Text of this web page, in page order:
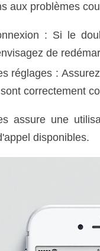
aux problèmes
: Si le
de
réglages :
correctement
assure une
disponibles.